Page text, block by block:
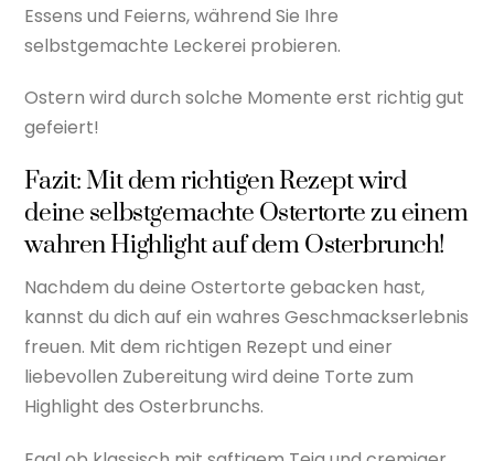
Essens und Feierns, während Sie Ihre
selbstgemachte Leckerei probieren.
Ostern wird durch solche Momente erst richtig gut
gefeiert!
Fazit: Mit dem richtigen Rezept wird
deine selbstgemachte Ostertorte zu einem
wahren Highlight auf dem Osterbrunch!
Nachdem du deine Ostertorte gebacken hast,
kannst du dich auf ein wahres Geschmackserlebnis
freuen. Mit dem richtigen Rezept und einer
liebevollen Zubereitung wird deine Torte zum
Highlight des Osterbrunchs.